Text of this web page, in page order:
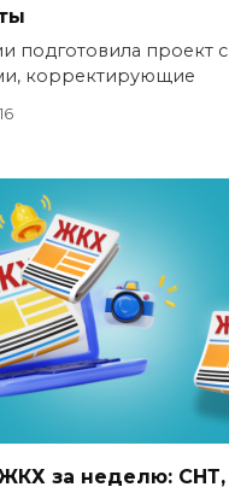
подготовила проект с
корректирующие
за неделю: СНТ,